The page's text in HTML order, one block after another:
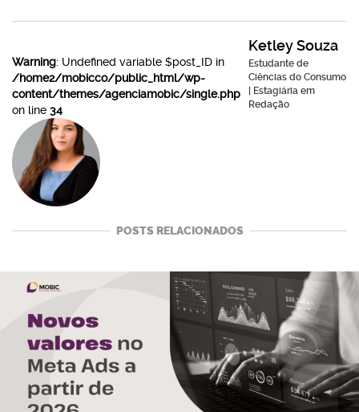
Warning: Undefined variable $post_ID in
/home2/mobicco/public_html/wp-
content/themes/agenciamobic/single.php
on line 34
Ketley Souza
Estudante de
Ciências do Consumo
| Estagiária em
Redação
POSTS RELACIONADOS